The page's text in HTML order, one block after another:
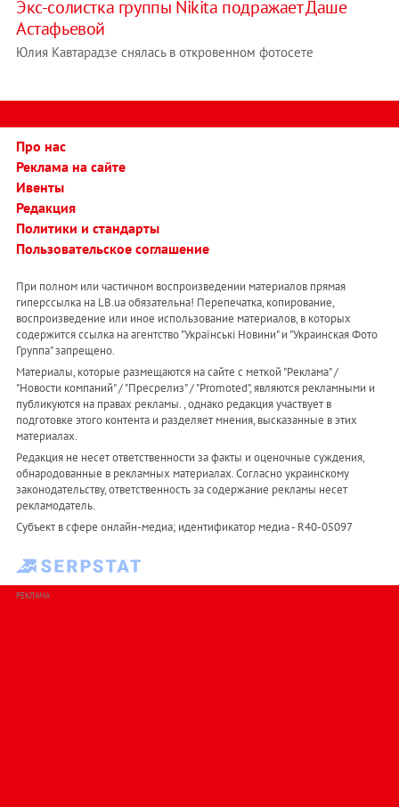
Экс-солистка группы Nikita подражает Даше
Астафьевой
Юлия Кавтарадзе снялась в откровенном фотосете
Про нас
Реклама на сайте
Ивенты
Редакция
Политики и стандарты
Пользовательское соглашение
При полном или частичном воспроизведении материалов прямая
гиперссылка на LB.ua обязательна! Перепечатка, копирование,
воспроизведение или иное использование материалов, в которых
содержится ссылка на агентство "Українськi Новини" и "Украинская Фото
Группа" запрещено.
Материалы, которые размещаются на сайте с меткой "Реклама" /
"Новости компаний" / "Пресрелиз" / "Promoted", являются рекламными и
публикуются на правах рекламы. , однако редакция участвует в
подготовке этого контента и разделяет мнения, высказанные в этих
материалах.
Редакция не несет ответственности за факты и оценочные суждения,
обнародованные в рекламных материалах. Согласно украинскому
законодательству, ответственность за содержание рекламы несет
рекламодатель.
Субъект в сфере онлайн-медиа; идентификатор медиа - R40-05097
РЕКЛАМА